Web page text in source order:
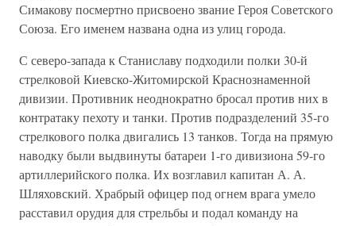
Симакову посмертно присвоено звание Героя Советского
Союза. Его именем названа одна из улиц города.
С северо-запада к Станиславу подходили полки 30-й
стрелковой Киевско-Житомирской Краснознаменной
дивизии. Противник не­однократно бросал против них в
контратаку пехоту и танки. Против подразделений 35-го
стрелкового полка двигались 13 танков. Тогда на прямую
наводку были выдвинуты батареи 1-го дивизиона 59-го
артиллерийского полка. Их возглавил капитан А. А.
Шляховский. Храбрый офицер под огнем врага умело
расставил орудия для стрель­бы и подал команду на